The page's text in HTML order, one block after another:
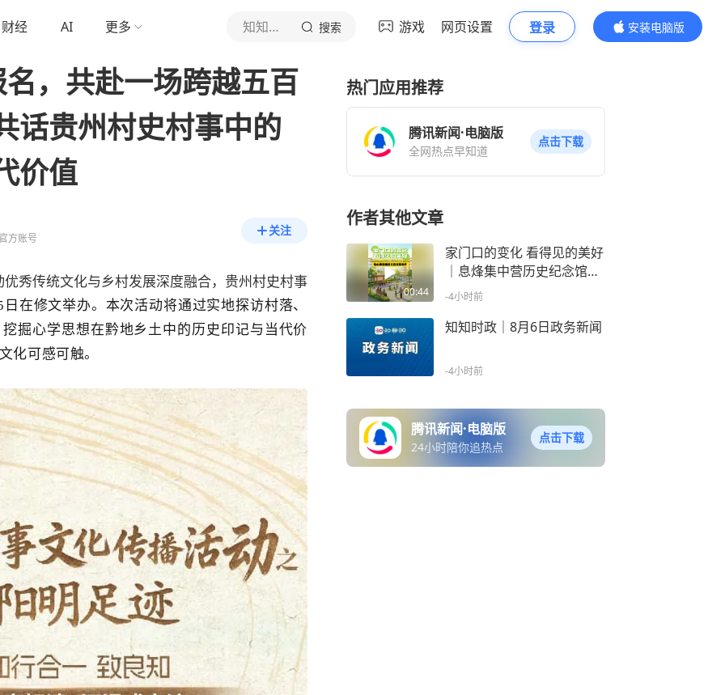
财经 AI 更多 知知贵阳 搜索 游戏 网页设置 登录
安装电脑版
内容更精彩
，共赴一场跨越五百
话贵州村史村事中的
价值
方账号
关注
秀传统文化与乡村发展深度融合，贵州村史村事
日在修文举办。本次活动将通过实地探访村落、
掘心学思想在黔地乡土中的历史印记与当代价
化可感可触。
热门应用推荐
腾讯新闻·电脑版
全网热点早知道
点击下载
作者其他文章
00:44
家门口的变化 看得见的美好
｜息烽集中营历史纪念馆让
红色旅游更有温度，贴心服
-4小时前
知知时政｜8月6日政务新闻
-4小时前
腾讯新闻·电脑版
24小时陪你追热点
点击下载